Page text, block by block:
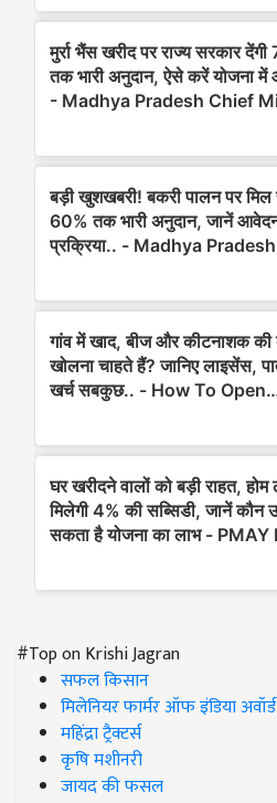
#Top on Krishi Jagran
सफल किसान
मिलेनियर फार्मर ऑफ इंडिया अवॉर्ड
महिंद्रा ट्रैक्टर्स
कृषि मशीनरी
जायद की फसल